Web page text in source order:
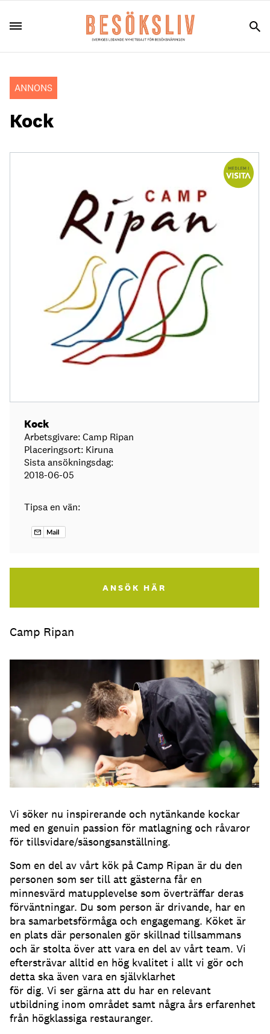
ANNONS
Kock
Camp Ripan
Vi söker nu inspirerande och nytänkande kockar
med en genuin passion för matlagning och råvaror
för tillsvidare/säsongsanställning.
Som en del av vårt kök på Camp Ripan är du den
personen som ser till att gästerna får en
minnesvärd matupplevelse som överträffar deras
förväntningar. Du som person är drivande, har en
bra samarbetsförmåga och engagemang. Köket är
en plats där personalen gör skillnad tillsammans
och är stolta över att vara en del av vårt team. Vi
eftersträvar alltid en hög kvalitet i allt vi gör och
detta ska även vara en självklarhet
för dig. Vi ser gärna att du har en relevant
utbildning inom området samt några års erfarenhet
från högklassiga restauranger.
Kock
Arbetsgivare: Camp Ripan
Placeringsort: Kiruna
Sista ansökningsdag:
2018-06-05
Tipsa en vän:
ANSÖK HÄR